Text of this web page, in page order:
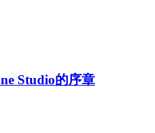
Studio的序章